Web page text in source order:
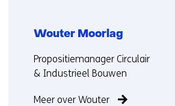
Wouter Moorlag
Functie:
Propositiemanager Circulair
& Industrieel Bouwen
Meer over Wouter